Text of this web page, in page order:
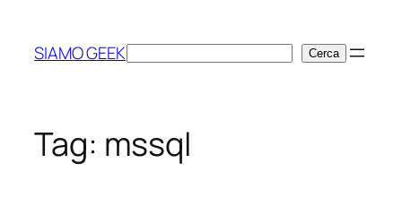
contenuto
SIAMO GEEKCerca Cerca
Tag: mssql